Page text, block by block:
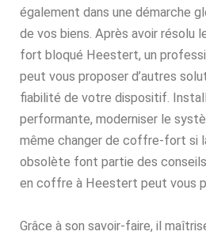
également dans une démarche
de vos biens. Après avoir résolu
fort bloqué Heestert, un
peut vous proposer d’autres
fiabilité de votre dispositif.
performante, moderniser le
même changer de coffre-fort si
obsolète font partie des conseils
en coffre à Heestert peut vous
Grâce à son savoir-faire, il